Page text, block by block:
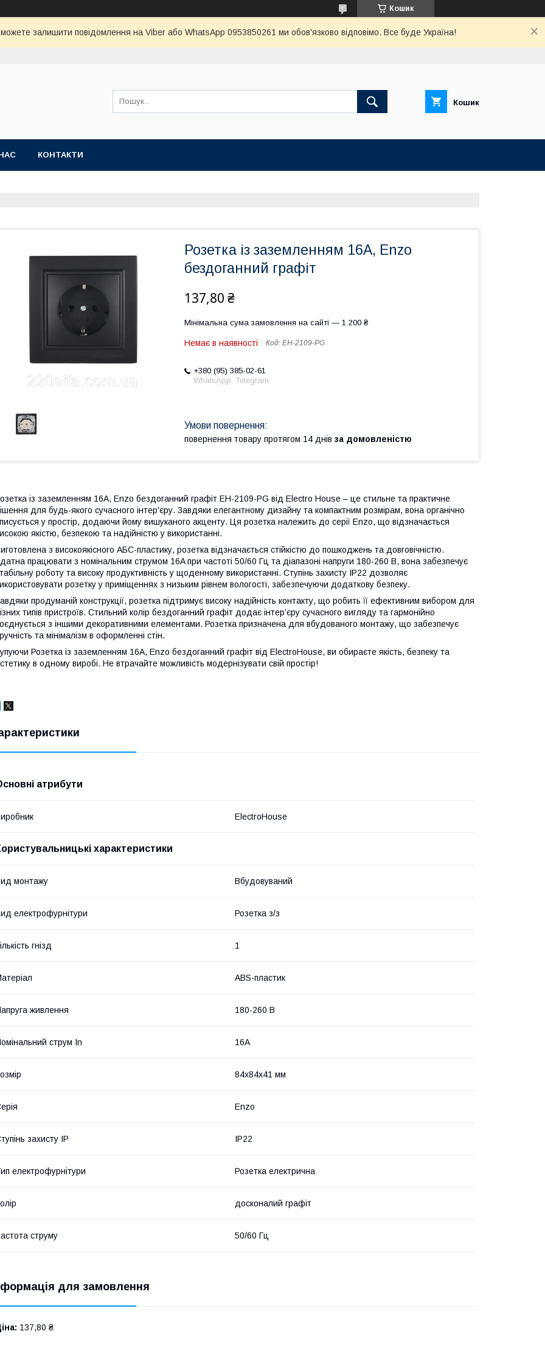
Кошик
залишити повідомлення на Viber або WhatsApp 0953850261 ми обов'язково відповімо. Все буде Україна!
Кошик
КОНТАКТИ
Розетка із заземленням 16A, Enzo
бездоганний графіт
137,80 ₴
Мінімальна сума замовлення на сайті — 1 200 ₴
Немає в наявності Код: EH-2109-PG
+380 (95) 385-02-61
WhatsApp. Telegram
повернення товару протягом 14 днів за домовленістю
із заземленням 16A, Enzo бездоганний графіт EH-2109-PG від Electro House – це стильне та практичне
для будь-якого сучасного інтер'єру. Завдяки елегантному дизайну та компактним розмірам, вона органічно
у простір, додаючи йому вишуканого акценту. Ця розетка належить до серії Enzo, що відзначається
якістю, безпекою та надійністю у використанні.
з високоякісного АБС-пластику, розетка відзначається стійкістю до пошкоджень та довговічністю.
працювати з номінальним струмом 16A при частоті 50/60 Гц та діапазоні напруги 180-260 В, вона забезпечує
роботу та високу продуктивність у щоденному використанні. Ступінь захисту IP22 дозволяє
розетку у приміщеннях з низьким рівнем вологості, забезпечуючи додаткову безпеку.
продуманій конструкції, розетка підтримує високу надійність контакту, що робить її ефективним вибором для
типів пристроїв. Стильний колір бездоганний графіт додає інтер’єру сучасного вигляду та гармонійно
з іншими декоративними елементами. Розетка призначена для вбудованого монтажу, що забезпечує
та мінімалізм в оформленні стін.
Розетка із заземленням 16A, Enzo бездоганний графіт від ElectroHouse, ви обираєте якість, безпеку та
в одному виробі. Не втрачайте можливість модернізувати свій простір!
атрибути
ElectroHouse
характеристики
монтажу Вбудовуваний
електрофурнітури Розетка з/з
гнізд 1
ABS-пластик
живлення 180-260 В
струм In 16A
84х84х41 мм
Enzo
захисту IP IP22
електрофурнітури Розетка електрична
досконалий графіт
струму 50/60 Гц
для замовлення
137,80 ₴